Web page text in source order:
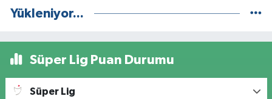
Yükleniyor...
Süper Lig Puan Durumu
Süper Lig